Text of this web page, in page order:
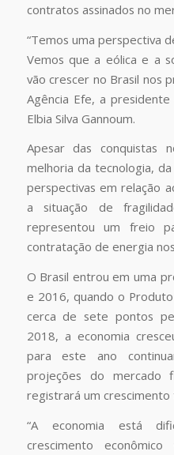
contratos assinados no
“Temos uma perspectiva
Vemos que a eólica e a
vão crescer no Brasil nos
Agência Efe, a presidente
Elbia Silva Gannoum.
Apesar das conquistas
melhoria da tecnologia,
perspectivas em relação
a situação de
representou um freio
contratação de energia
O Brasil entrou em uma
e 2016, quando o
cerca de sete pontos
2018, a economia
para este ano
projeções do mercado
registrará um
“A economia está
crescimento